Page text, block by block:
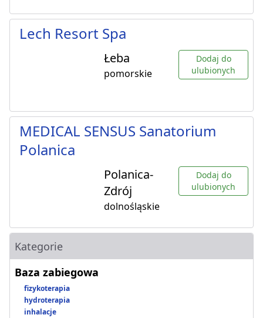
Lech Resort Spa
Łeba
pomorskie
Dodaj do
ulubionych
MEDICAL SENSUS Sanatorium
Polanica
Polanica-
Zdrój
dolnośląskie
Dodaj do
ulubionych
Kategorie
Baza zabiegowa
fizykoterapia
hydroterapia
inhalacje